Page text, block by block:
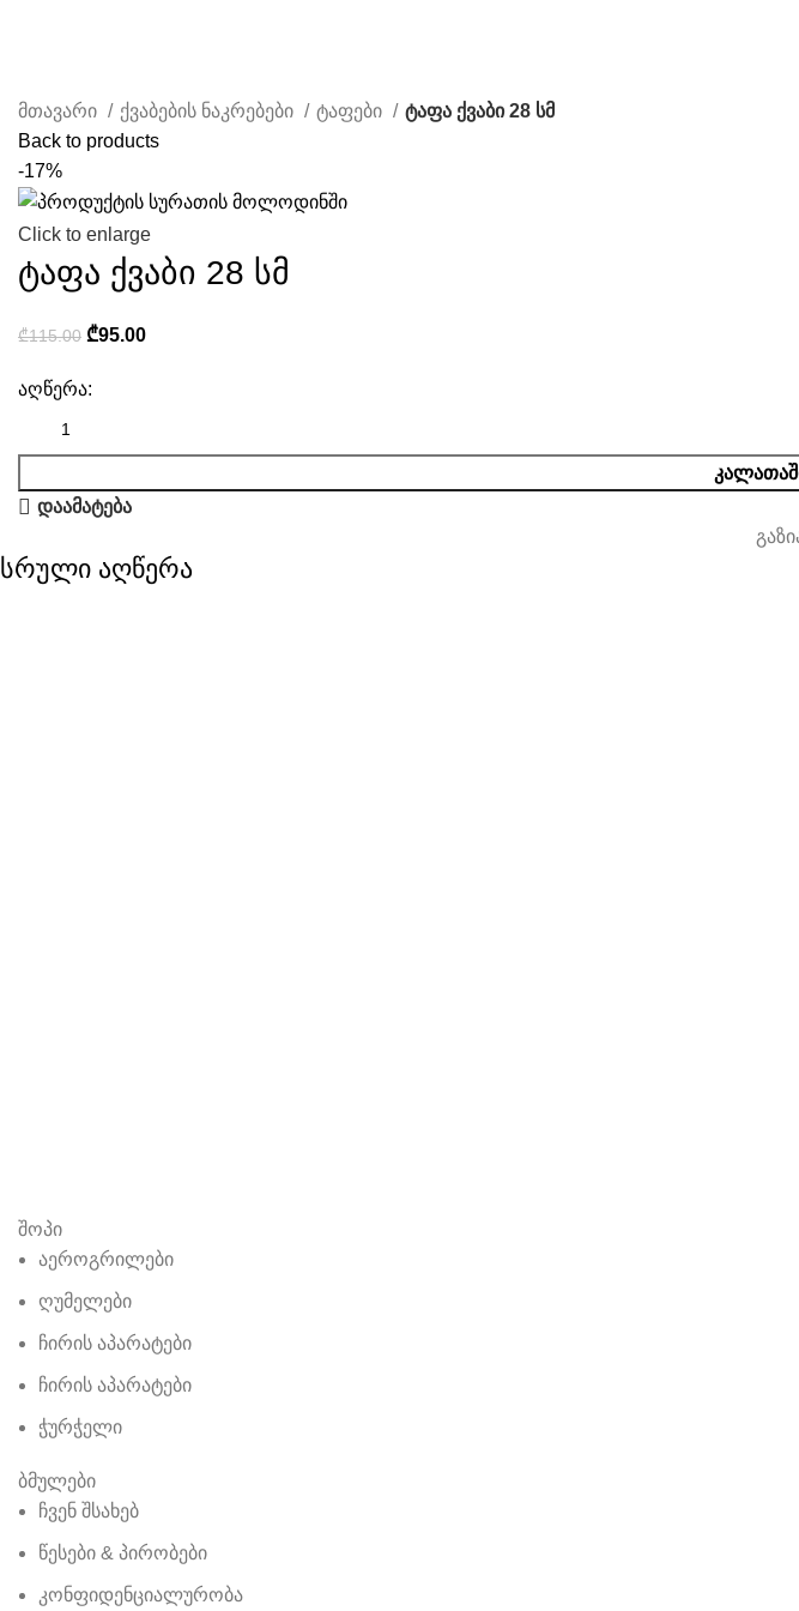
მთავარი ქვაბების ნაკრებები ტაფები
ტაფა ქვაბი 28 სმ
Back to products
-17%
Click to enlarge
ტაფა ქვაბი 28 სმ
₾115.00 ₾95.00
აღწერა:
დაამატება
სრული აღწერა
შოპი
აეროგრილები
ღუმელები
ჩირის აპარატები
ჩირის აპარატები
ჭურჭელი
ბმულები
ჩვენ შსახებ
წესები & პირობები
კონფიდენციალურობა